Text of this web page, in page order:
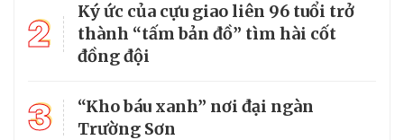
2
Ký ức của cựu giao liên 96 tuổi trở
thành “tấm bản đồ” tìm hài cốt
đồng đội
3
“Kho báu xanh” nơi đại ngàn
Trường Sơn